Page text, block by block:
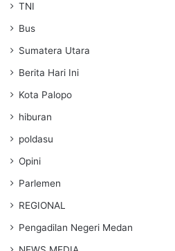
TNI
Bus
Sumatera Utara
Berita Hari Ini
Kota Palopo
hiburan
poldasu
Opini
Parlemen
REGIONAL
Pengadilan Negeri Medan